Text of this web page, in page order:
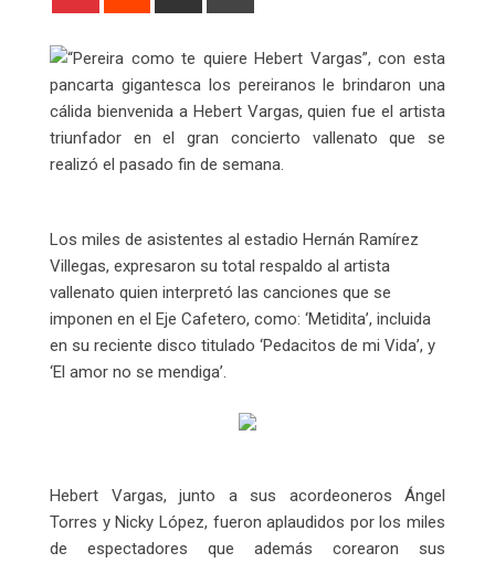
“Pereira como te quiere Hebert Vargas”, con esta
pancarta gigantesca los pereiranos le brindaron una
cálida bienvenida a Hebert Vargas, quien fue el artista
triunfador en el gran concierto vallenato que se
realizó el pasado fin de semana.
Los miles de asistentes al estadio Hernán Ramírez
Villegas, expresaron su total respaldo al artista
vallenato quien interpretó las canciones que se
imponen en el Eje Cafetero, como: ‘Metidita’, incluida
en su reciente disco titulado ‘Pedacitos de mi Vida’, y
‘El amor no se mendiga’.
Hebert Vargas, junto a sus acordeoneros Ángel
Torres y Nicky López, fueron aplaudidos por los miles
de espectadores que además corearon sus